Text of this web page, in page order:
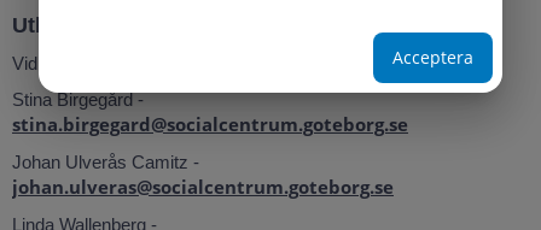
Utbildningsansvarig
Vid frågor kontakta
Stina Birgegård -
stina.birgegard@socialcentrum.goteborg.se
Johan Ulverås Camitz -
johan.ulveras@socialcentrum.goteborg.se
Linda Wallenberg -
Acceptera